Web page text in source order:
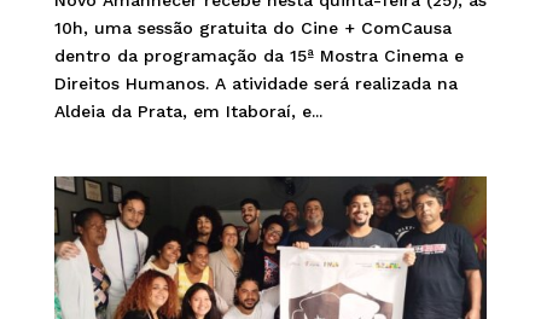
10h, uma sessão gratuita do Cine + ComCausa
dentro da programação da 15ª Mostra Cinema e
Direitos Humanos. A atividade será realizada na
Aldeia da Prata, em Itaboraí, e...